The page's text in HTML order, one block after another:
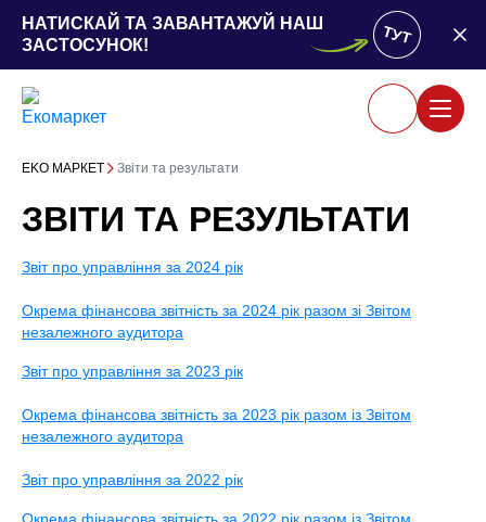
НАТИСКАЙ ТА ЗАВАНТАЖУЙ НАШ
ЗАСТОСУНОК!
ТУТ
ЕKO MАРКЕТ Звіти та результати
ЗВІТИ ТА РЕЗУЛЬТАТИ
Звіт про управління за 2024 рік
Окрема фінансова звітність за 2024 рік разом зі Звітом
незалежного аудитора
Звіт про управління за 2023 рік
Окрема фінансова звітність за 2023 рік разом із Звітом
незалежного аудитора
Звіт про управління за 2022 рік